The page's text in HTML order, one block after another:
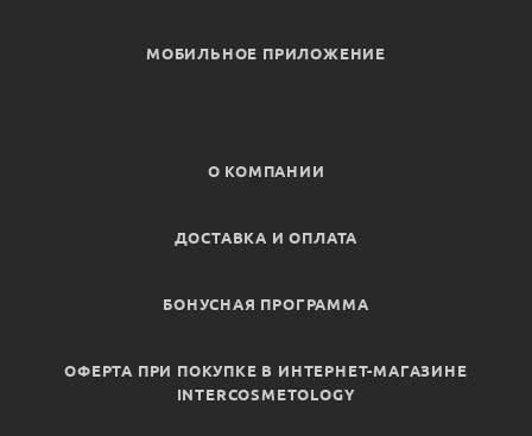
МОБИЛЬНОЕ ПРИЛОЖЕНИЕ
О КОМПАНИИ
ДОСТАВКА И ОПЛАТА
БОНУСНАЯ ПРОГРАММА
ОФЕРТА ПРИ ПОКУПКЕ В ИНТЕРНЕТ-МАГАЗИНЕ
INTERCOSMETOLOGY